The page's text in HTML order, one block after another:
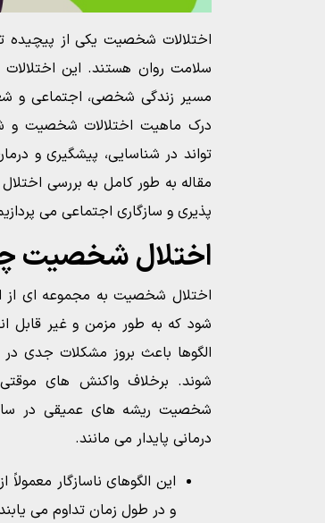
اختلالات شخصیت یکی از پیچیده
سلامت روان هستند. این اختلالات
مسیر زندگی شخصی، اجتماعی و
درک ماهیت اختلالات شخصیت و
تواند در شناسایی، پیشگیری و
مقاله به طور کامل به بررسی
پذیری و سازگاری اجتماعی می
اختلال شخصیت
اختلال شخصیت به مجموعه ای از
شود که به طور مزمن و غیر قابل
الگوها باعث بروز مشکلات جدی
شوند. برخلاف واکنش های
شخصیت ریشه های عمیقی در
درمانی پایدار می مانند.
این الگوهای ناسازگار
و در طول زمان تداوم می